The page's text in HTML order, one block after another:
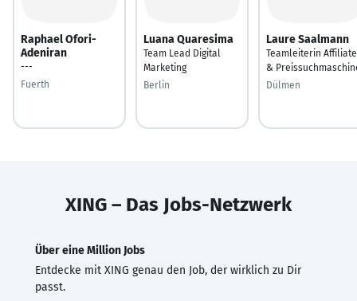
Raphael Ofori-
Adeniran
---
Fuerth
Luana Quaresima
Team Lead Digital
Marketing
Berlin
Laure Saalmann
Teamleiterin Affiliate
&
Dülmen
XING – Das Jobs-Netzwerk
Über eine Million Jobs
Entdecke mit XING genau den Job, der wirklich zu Dir
passt.